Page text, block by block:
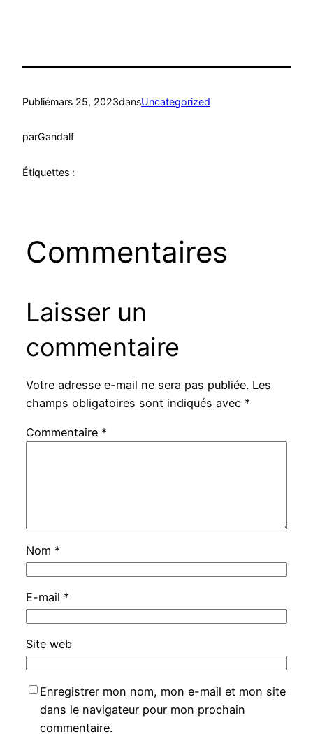
Publiémars 25, 2023dansUncategorized
parGandalf
Étiquettes :
Commentaires
Laisser un
commentaire
Votre adresse e-mail ne sera pas publiée. Les
champs obligatoires sont indiqués avec *
Commentaire *
Nom *
E-mail *
Site web
Enregistrer mon nom, mon e-mail et mon site
dans le navigateur pour mon prochain
commentaire.